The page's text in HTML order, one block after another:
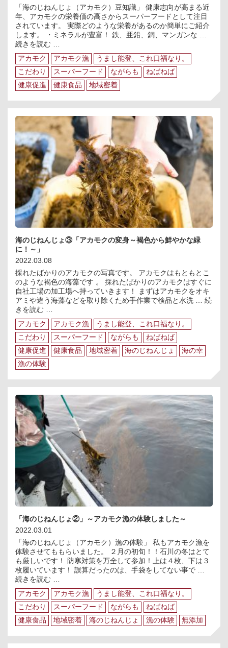
「海のじねんじょ（アカモク）豆知識」 健康志向が高まる近
年、アカモクの栄養価の高さからスーパーフードとして注目
されています。 実際どのような栄養があるのか簡単にご紹介
します。 ・ミネラルが豊富！ 鉄、亜鉛、銅、マンガンな …
続きを読む
の
じ
ね
ん
じ
ょ
④
～
ス
ー
ー
フ
ー
ド
ア
カ
モ
ク
の
豆
知
…
アカモク
アカモク漁
うまし能登、これ口福なり。
こだわり
スーパーフード ながらも
ねばねば
健康促進
健康食品 地域密着
海のじねんじょ③「アカモクの変身～褐色から鮮やかな緑
に！～」
2022.03.08
採れたばかりのアカモクの写真です。 アカモクはもともとこ
のような褐色の海藻です 。 採れたばかりのアカモクはすぐに
自社工場の加工場へ持っていきます！ まずはアカモクをオキ
アミや違う海藻などを取り除くため手作業で検品と水洗 … 続
きを読む
の
じ
ん
じ
ょ
ク
の
変
身
～
褐
色
鮮
や
か
緑
に！
～」
…
アカモク
アカモク漁
うまし能登、これ口福なり。
こだわり
スーパーフード ながらも
ねばねば
健康促進
健康食品 地域密着 海のじねんじょ
海の幸
漁の体験
「海のじねんじょ②」～アカモク漁の体験しました～
2022.03.01
「海のじねんじょ（アカモク）漁の体験」 私もアカモク漁を
体験させてももらいました。 ２月の初旬！！石川の冬はとて
も厳しいです！ 防寒対策を万全して参加！上は４枚、下は３
枚履いています！ 誤算だったのは、手袋をしてない事で …
続きを読む
の
じ
ね
ん
じ
ょ
②」
…
アカモク
アカモク漁
うまし能登、これ口福なり。
こだわり
スーパーフード ながらも
ねばねば
健康食品
地域密着 海のじねんじょ 漁の体験 無添加